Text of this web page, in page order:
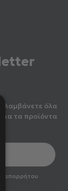
λαμβάνετε όλα
τα προϊόντα
απορρήτου